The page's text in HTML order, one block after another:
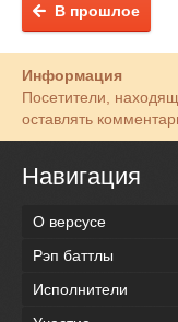
В прошлое
Информация
Посетители,
оставлять
Навигация
О версусе
Рэп баттлы
Исполнители